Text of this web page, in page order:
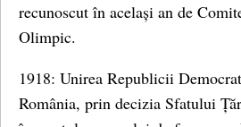
recunoscut în același an de
Olimpic.
1918: Unirea Republicii
România, prin decizia Sfatului